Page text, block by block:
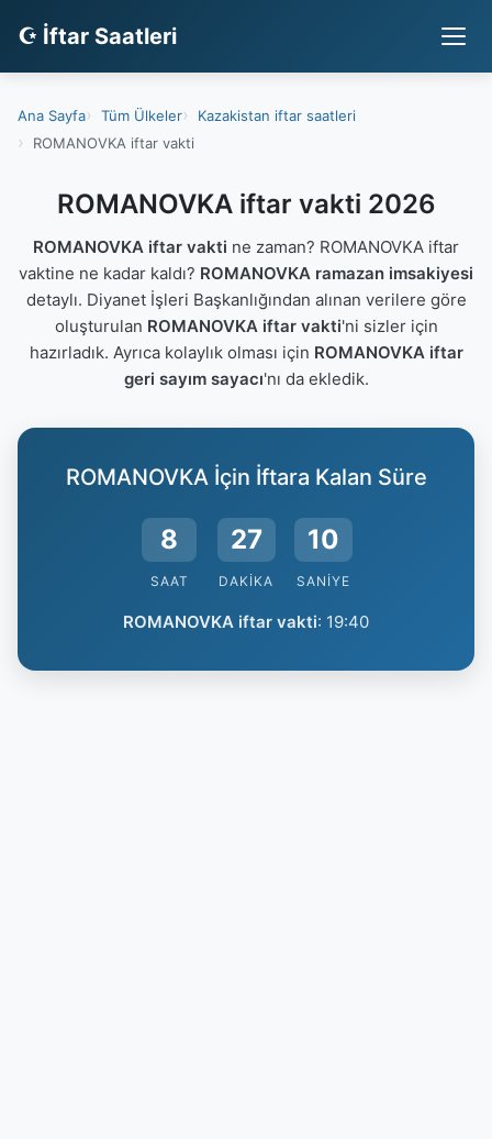
☪ İftar Saatleri
Ana Sayfa Tüm Ülkeler
Kazakistan iftar saatleri
ROMANOVKA iftar vakti
ROMANOVKA iftar vakti 2026
ROMANOVKA iftar vakti ne zaman? ROMANOVKA iftar
vaktine ne kadar kaldı? ROMANOVKA ramazan imsakiyesi
detaylı. Diyanet İşleri Başkanlığından alınan verilere göre
oluşturulan ROMANOVKA iftar vakti'ni sizler için
hazırladık. Ayrıca kolaylık olması için ROMANOVKA iftar
geri sayım sayacı'nı da ekledik.
ROMANOVKA İçin İftara Kalan Süre
8
SAAT
27
DAKIKA
9
SANIYE
ROMANOVKA iftar vakti: 19:40